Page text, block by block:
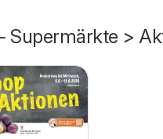
Supermärkte >